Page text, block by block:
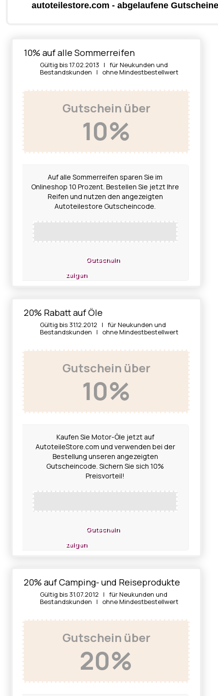
autoteilestore.com - abgelaufene
10% auf alle Sommerreifen
Gültig bis 17.02.2013 | für Neukunden und
Bestandskunden | ohne Mindestbestellwert
Gutschein über
10%
Auf alle Sommerreifen sparen Sie im
Onlineshop 10 Prozent. Bestellen Sie jetzt Ihre
Reifen und nutzen den angezeigten
Autoteilestore Gutscheincode.
Gutschein
zeigen
20% Rabatt auf Öle
Gültig bis 31.12.2012 | für Neukunden und
Bestandskunden | ohne Mindestbestellwert
Gutschein über
10%
Kaufen Sie Motor-Öle jetzt auf
AutoteileStore.com und verwenden bei der
Bestellung unseren angezeigten
Gutscheincode. Sichern Sie sich 10%
Preisvorteil!
Gutschein
zeigen
20% auf Camping- und Reiseprodukte
Gültig bis 31.07.2012 | für Neukunden und
Bestandskunden | ohne Mindestbestellwert
Gutschein über
20%